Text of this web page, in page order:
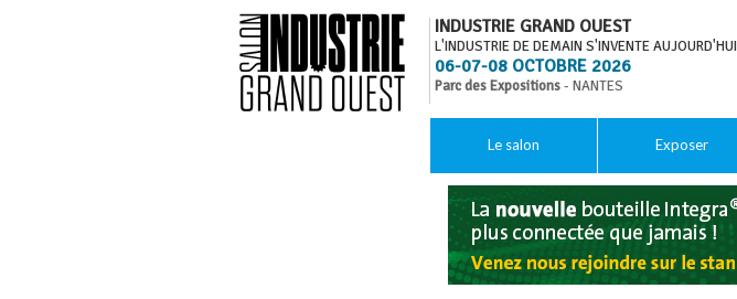
INDUSTRIE GRAND OUEST
L'INDUSTRIE DE DEMAIN S'INVENTE AUJOURD'HUI
06-07-08 OCTOBRE 2026
Parc des Expositions- NANTES
Le salon Exposer